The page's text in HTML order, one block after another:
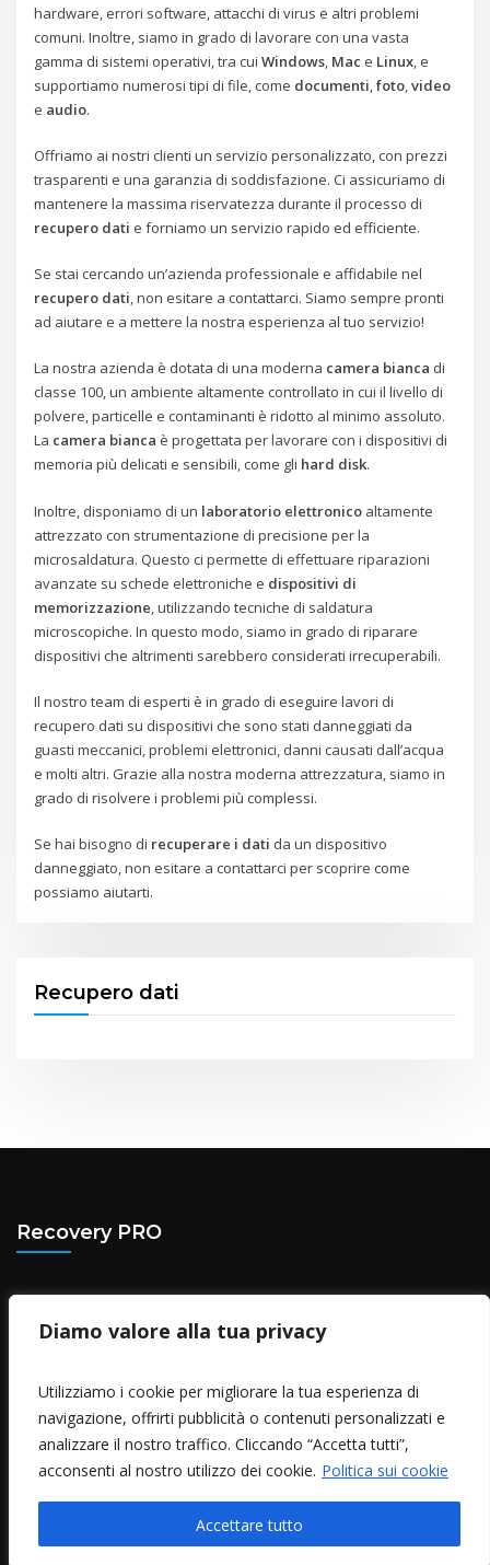
Diamo valore alla tua privacy
Utilizziamo i cookie per migliorare la tua esperienza di
navigazione, offrirti pubblicità o contenuti personalizzati e
analizzare il nostro traffico. Cliccando “Accetta tutti”,
acconsenti al nostro utilizzo dei cookie. Politica sui cookie
Accettare tutto
hardware, errori software, attacchi di virus e altri problemi
comuni. Inoltre, siamo in grado di lavorare con una vasta
gamma di sistemi operativi, tra cuiWindows Mac e Linux , e
supportiamo numerosi tipi di file, come documenti ,foto ,video
e audio.
Offriamo ai nostri clienti un servizio personalizzato, con prezzi
trasparenti e una garanzia di soddisfazione. Ci assicuriamo di
mantenere la massima riservatezza durante il processo di
recupero dati e forniamo un servizio rapido ed efficiente.
Se stai cercando un’azienda professionale e affidabile nel
recupero dati, non esitare a contattarci. Siamo sempre pronti
ad aiutare e a mettere la nostra esperienza al tuo servizio!
La nostra azienda è dotata di una moderna camera bianca di
classe 100, un ambiente altamente controllato in cui il livello di
polvere, particelle e contaminanti è ridotto al minimo assoluto.
La camera bianca è progettata per lavorare con i dispositivi di
memoria più delicati e sensibili, come gli hard disk.
Inoltre, disponiamo di un laboratorio elettronico altamente
attrezzato con strumentazione di precisione per la
microsaldatura. Questo ci permette di effettuare riparazioni
avanzate su schede elettroniche e dispositivi di
memorizzazione, utilizzando tecniche di saldatura
microscopiche. In questo modo, siamo in grado di riparare
dispositivi che altrimenti sarebbero considerati irrecuperabili.
Il nostro team di esperti è in grado di eseguire lavori di
recupero dati su dispositivi che sono stati danneggiati da
guasti meccanici, problemi elettronici, danni causati dall’acqua
e molti altri. Grazie alla nostra moderna attrezzatura, siamo in
grado di risolvere i problemi più complessi.
Se hai bisogno di recuperare i dati da un dispositivo
danneggiato, non esitare a contattarci per scoprire come
possiamo aiutarti.
Recupero dati
Recovery PRO
Tel.
(+39) 011 1883 8834
Privacy policy
Cookie policy